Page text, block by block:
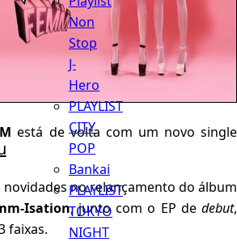
Non
Stop
J-
Hero
PLAYLIST
CITY
POP
Bankai
PLAYLIST
TOKYO
NIGHT
está de volta com um novo single
novidades no relançamento do álbum
Isation, junto com o EP dedebut,
faixas.